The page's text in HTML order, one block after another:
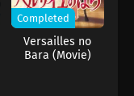
kecerdikan
yang
untuk
Completed
Versailles no
Bara (Movie)